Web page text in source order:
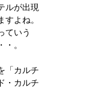
ルが出現
よね。
ていう
。
「カルチ
・カルチ